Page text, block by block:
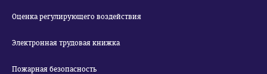
Оценка регулирующего воздействия
Электронная трудовая книжка
Пожарная безопасность